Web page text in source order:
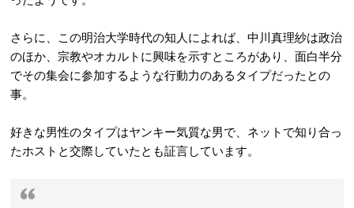
さらに、この明治大学時代の知人によれば、中川真理紗は政治
のほか、宗教やオカルトに興味を示すところがあり、面白半分
でその集会に参加するような行動力のあるタイプだったとの
事。
好きな男性のタイプはヤンキー気質な男で、ネットで知り合っ
たホストと交際していたとも証言しています。